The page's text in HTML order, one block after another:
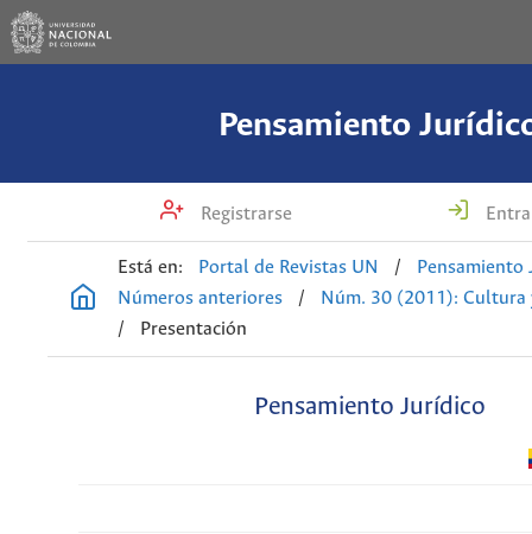
Pensamiento
Registrarse
Está en: Portal de Revistas UN /
Pensamiento
Números anteriores
/
Núm. 30 (2011): Cultura
/
Presentación
Pensamiento Jurídico